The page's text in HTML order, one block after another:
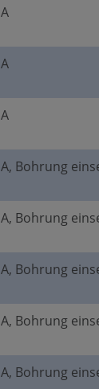
A
A
A
A, Bohrung
A, Bohrung
A, Bohrung
A, Bohrung
A, Bohrung